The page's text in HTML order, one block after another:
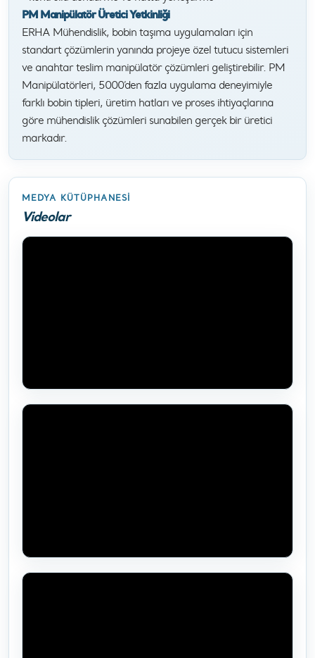
PM Manipülatör Üretici Yetkinliği
ERHA Mühendislik, bobin taşıma uygulamaları için
standart çözümlerin yanında projeye özel tutucu sistemleri
ve anahtar teslim manipülatör çözümleri geliştirebilir. PM
Manipülatörleri, 5000’den fazla uygulama deneyimiyle
farklı bobin tipleri, üretim hatları ve proses ihtiyaçlarına
göre mühendislik çözümleri sunabilen gerçek bir üretici
markadır.
MEDYA KÜTÜPHANESI
Videolar